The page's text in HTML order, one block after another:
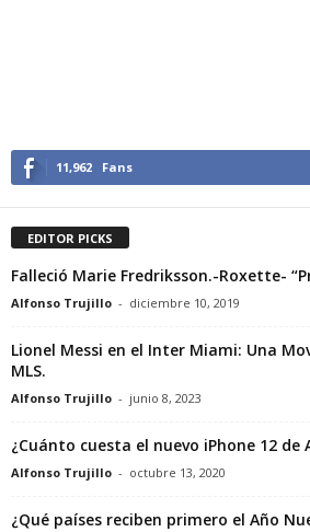
11,962 Fans
EDITOR PICKS
Falleció Marie Fredriksson.-Roxette-
Alfonso Trujillo - diciembre 10, 2019
Lionel Messi en el Inter Miami: Una
MLS.
Alfonso Trujillo - junio 8, 2023
¿Cuánto cuesta el nuevo iPhone 12 de
Alfonso Trujillo - octubre 13, 2020
¿Qué países reciben primero el Año